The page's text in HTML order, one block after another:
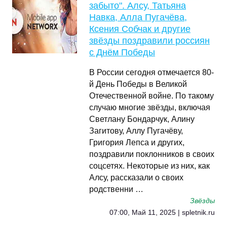
забыто". Алсу, Татьяна
Навка, Алла Пугачёва,
Ксения Собчак и другие
звёзды поздравили россиян
с Днём Победы
В России сегодня отмечается 80-
й День Победы в Великой
Отечественной войне. По такому
случаю многие звёзды, включая
Светлану Бондарчук, Алину
Загитову, Аллу Пугачёву,
Григория Лепса и других,
поздравили поклонников в своих
соцсетях. Некоторые из них, как
Алсу, рассказали о своих
родственни …
Звёзды
07:00, Май 11, 2025 | spletnik.ru